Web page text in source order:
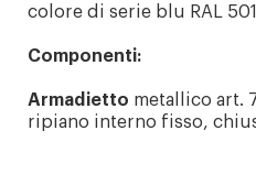
colore di serie blu RAL
Componenti:
Armadietto metallico art.
ripiano interno fisso,